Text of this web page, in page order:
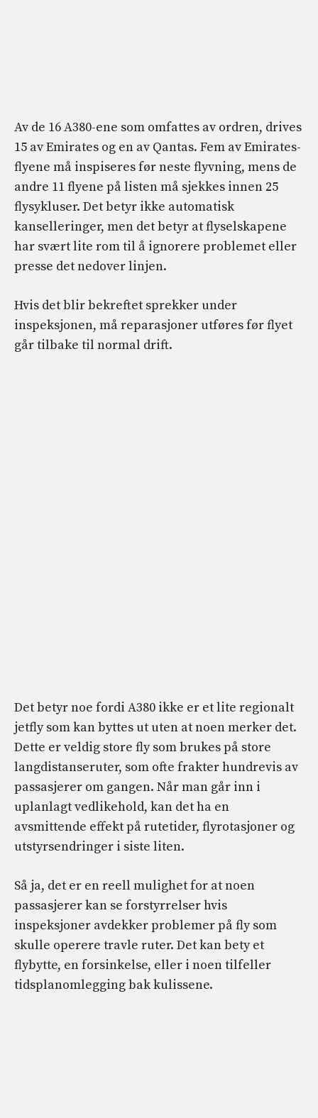
Av de 16 A380-ene som omfattes av ordren, drives
15 av Emirates og en av Qantas. Fem av Emirates-
flyene må inspiseres før neste flyvning, mens de
andre 11 flyene på listen må sjekkes innen 25
flysykluser. Det betyr ikke automatisk
kanselleringer, men det betyr at flyselskapene
har svært lite rom til å ignorere problemet eller
presse det nedover linjen.
Hvis det blir bekreftet sprekker under
inspeksjonen, må reparasjoner utføres før flyet
går tilbake til normal drift.
Det betyr noe fordi A380 ikke er et lite regionalt
jetfly som kan byttes ut uten at noen merker det.
Dette er veldig store fly som brukes på store
langdistanseruter, som ofte frakter hundrevis av
passasjerer om gangen. Når man går inn i
uplanlagt vedlikehold, kan det ha en
avsmittende effekt på rutetider, flyrotasjoner og
utstyrsendringer i siste liten.
Så ja, det er en reell mulighet for at noen
passasjerer kan se forstyrrelser hvis
inspeksjoner avdekker problemer på fly som
skulle operere travle ruter. Det kan bety et
flybytte, en forsinkelse, eller i noen tilfeller
tidsplanomlegging bak kulissene.